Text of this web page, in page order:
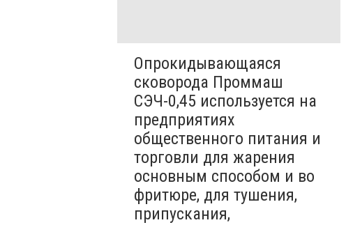
Опрокидывающаяся
сковорода Проммаш
СЭЧ-0,45 используется на
предприятиях
общественного питания и
торговли для жарения
основным способом и во
фритюре, для тушения,
припускания,